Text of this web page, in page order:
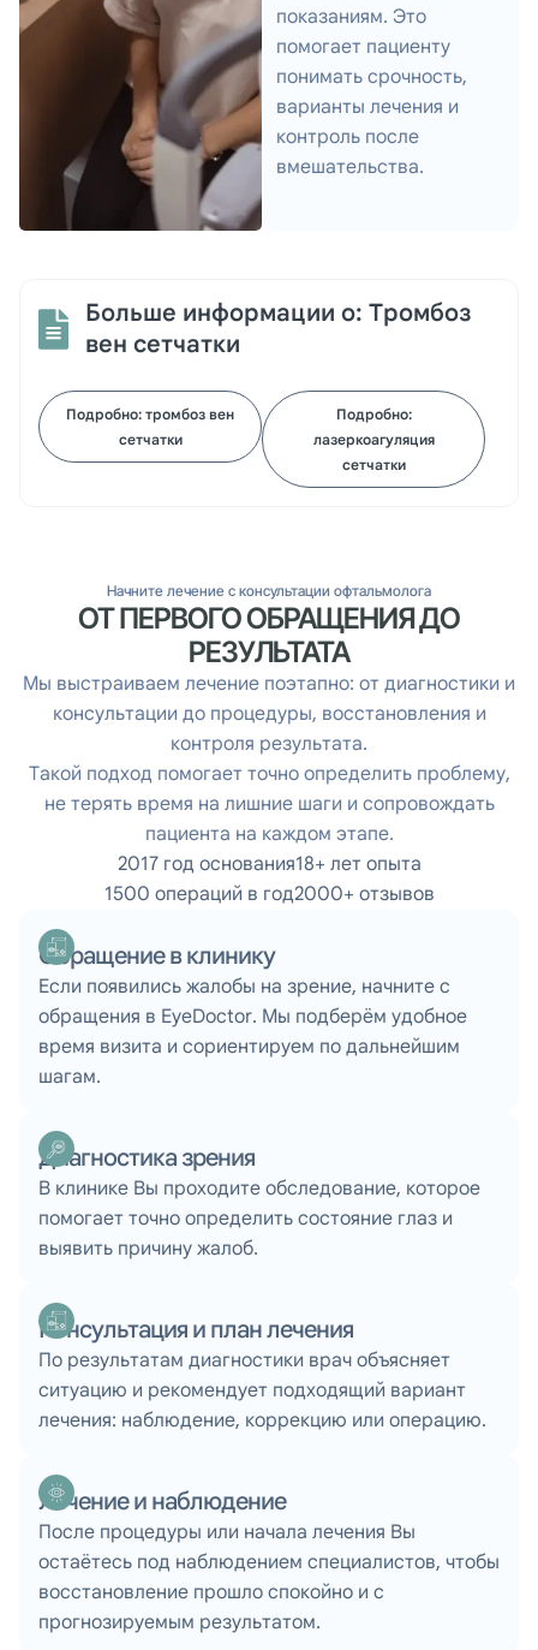
показаниям. Это
помогает пациенту
понимать срочность,
варианты лечения и
контроль после
вмешательства.
Больше информации о: Тромбоз
вен сетчатки
Подробно: тромбоз вен
сетчатки
Подробно:
лазеркоагуляция
сетчатки
Начните лечение с консультации офтальмолога
ОТ ПЕРВОГО ОБРАЩЕНИЯ ДО
РЕЗУЛЬТАТА
Мы выстраиваем лечение поэтапно: от диагностики и
консультации до процедуры, восстановления и
контроля результата.
Такой подход помогает точно определить проблему,
не терять время на лишние шаги и сопровождать
пациента на каждом этапе.
2017 год основания18+ лет опыта
1500 операций в год2000+ отзывов
Обращение в клинику
Если появились жалобы на зрение, начните с
обращения в EyeDoctor. Мы подберём удобное
время визита и сориентируем по дальнейшим
шагам.
Диагностика зрения
В клинике Вы проходите обследование, которое
помогает точно определить состояние глаз и
выявить причину жалоб.
Консультация и план лечения
По результатам диагностики врач объясняет
ситуацию и рекомендует подходящий вариант
лечения: наблюдение, коррекцию или операцию.
Лечение и наблюдение
После процедуры или начала лечения Вы
остаётесь под наблюдением специалистов, чтобы
восстановление прошло спокойно и с
прогнозируемым результатом.